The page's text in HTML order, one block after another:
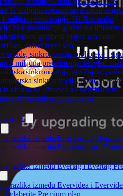
11 milijuna preuzimanja širom
milijun preuzimanja: Hi-Res audio
za reprodukciju glazbe na iPhoneu
video: glazbeni player u oblaku
VoiceOver i više
sinkronizacija biblioteke i
3 milijuna preuzimanja: pregled
sinkronizacija, ekvilajzer,
sinkronizacija, pozicija
iz oblaka na iPhoneu s Evermusicom
s AVAssetResourceLoader
pitanja
je razlika između Evermusica i
je razlika između Evermusicaa i
je razlika između Evertag i Evertag
je razlika između Evervidea i
Odaberite Premium plan